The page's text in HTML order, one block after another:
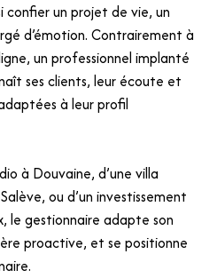
confier un projet de vie, un
d’émotion. Contrairement à
un professionnel implanté
ses clients, leur écoute et
à leur profil
à Douvaine, d’une villa
ou d’un investissement
le gestionnaire adapte son
proactive, et se positionne